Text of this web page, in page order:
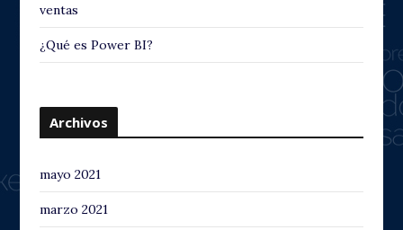
ventas
¿Qué es Power BI?
Archivos
mayo 2021
marzo 2021